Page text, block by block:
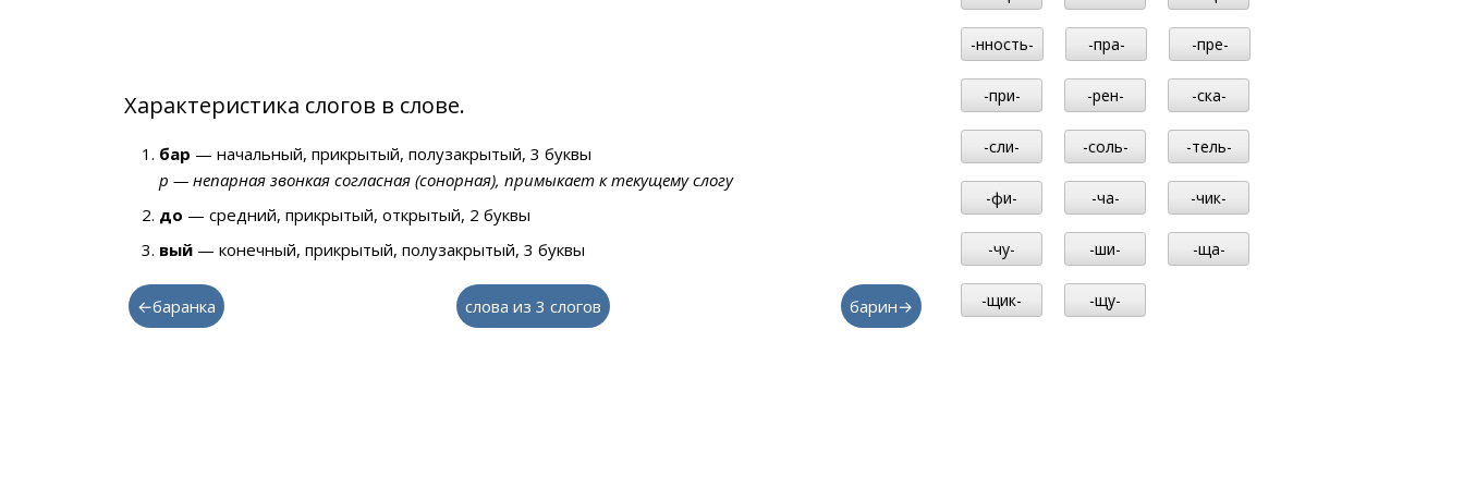
Характеристика слогов в слове.
бар — начальный, прикрытый, полузакрытый, 3 буквы
р — непарная звонкая согласная (сонорная), примыкает к текущему слогу
до — средний, прикрытый, открытый, 2 буквы
вый — конечный, прикрытый, полузакрытый, 3 буквы
←баранка слова из 3 слогов барин→
-нность- -пра- -пре-
-при- -рен- -ска-
-сли- -соль- -тель-
-фи- -ча- -чик-
-чу- -ши- -ща-
-щик- -щу-